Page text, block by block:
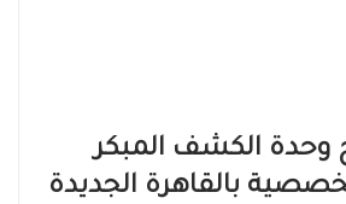
وحدة الكشف المبكر
بالقاهرة الجديدة